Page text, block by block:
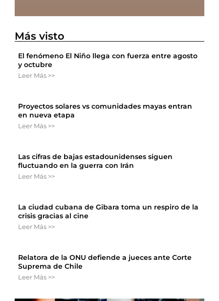
Más visto
El fenómeno El Niño llega con fuerza entre agosto
y octubre
Leer Más >>
Proyectos solares vs comunidades mayas entran
en nueva etapa
Leer Más >>
Las cifras de bajas estadounidenses siguen
fluctuando en la guerra con Irán
Leer Más >>
La ciudad cubana de Gibara toma un respiro de la
crisis gracias al cine
Leer Más >>
Relatora de la ONU defiende a jueces ante Corte
Suprema de Chile
Leer Más >>